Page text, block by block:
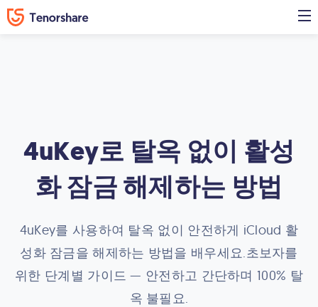
4uKey로 탈옥 없이 활성
화 잠금 해제하는 방법
4uKey를 사용하여 탈옥 없이 안전하게 iCloud 활
성화 잠금을 해제하는 방법을 배우세요.초보자를
위한 단계별 가이드 — 안전하고 간단하며 100% 탈
옥 불필요.